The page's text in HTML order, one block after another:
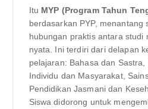
Itu MYP (Program Tahun
berdasarkan PYP, menantang
hubungan praktis antara studi
nyata. Ini terdiri dari delapan
pelajaran: Bahasa dan Sastra,
Individu dan Masyarakat,
Pendidikan Jasmani dan
Siswa didorong untuk